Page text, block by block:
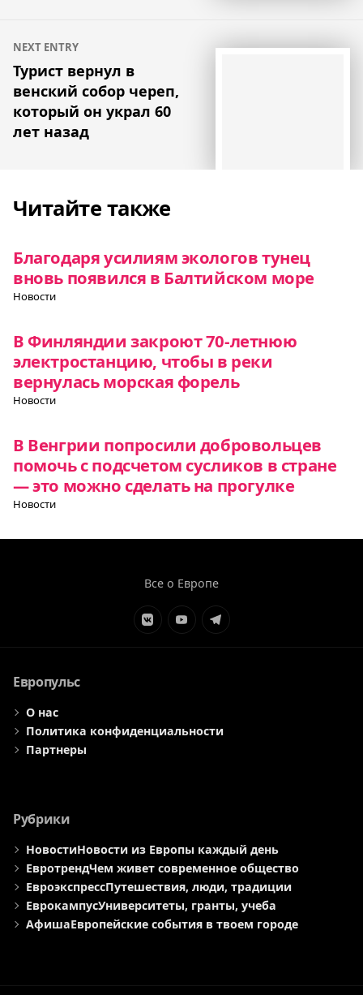
NEXT ENTRY
Турист вернул в
венский собор череп,
который он украл 60
лет назад
Читайте также
Благодаря усилиям экологов тунец
вновь появился в Балтийском море
Новости
В Финляндии закроют 70-летнюю
электростанцию, чтобы в реки
вернулась морская форель
Новости
В Венгрии попросили добровольцев
помочь с подсчетом сусликов в стране
— это можно сделать на прогулке
Новости
Все о Европе
ЭлементЭлементЭлемент
Европульс
О нас
Политика конфиденциальности
Партнеры
Рубрики
НовостиНовости из Европы каждый день
ЕвротрендЧем живет современное общество
ЕвроэкспрессПутешествия, люди, традиции
ЕврокампусУниверситеты, гранты, учеба
АфишаЕвропейские события в твоем городе